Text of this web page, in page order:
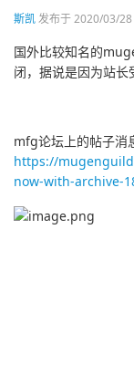
斯凯发布于 2020/03/
国外比较知名的
闭，据说是因为站
mfg论坛上的帖子消
https://
now-with-archive-